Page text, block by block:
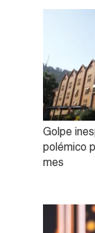
Golpe
polémico
mes